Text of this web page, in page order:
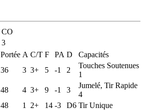
CO
3
Portée A C/T F PA D
Capacités
36 3 3+ 5 -1 2
Touches Soutenues
1
48 4 3+ 9 -1 3
Jumelé, Tir Rapide
4
48 1 2+ 14 -3 D6 Tir Unique